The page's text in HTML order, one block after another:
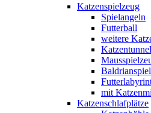
Katzenspielzeug
Spielangeln
Futterball
weitere
Katzentunnel
mit
Katzenschlafplätze